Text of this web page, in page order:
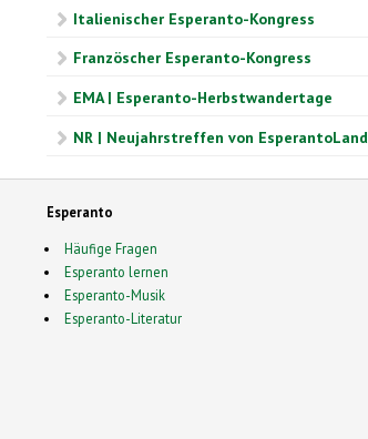
Italienischer Esperanto-Kongress
Französcher Esperanto-Kongress
EMA | Esperanto-Herbstwandertage
NR | Neujahrstreffen von EsperantoLand
Esperanto
Häufige Fragen
Esperanto lernen
Esperanto-Musik
Esperanto-Literatur